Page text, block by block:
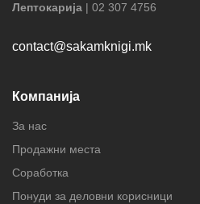
Лептокарија | 02 307 4756
contact@sakamknigi.mk
Компанија
За нас
Продажни места
Соработка
Понуди за деловни корисници